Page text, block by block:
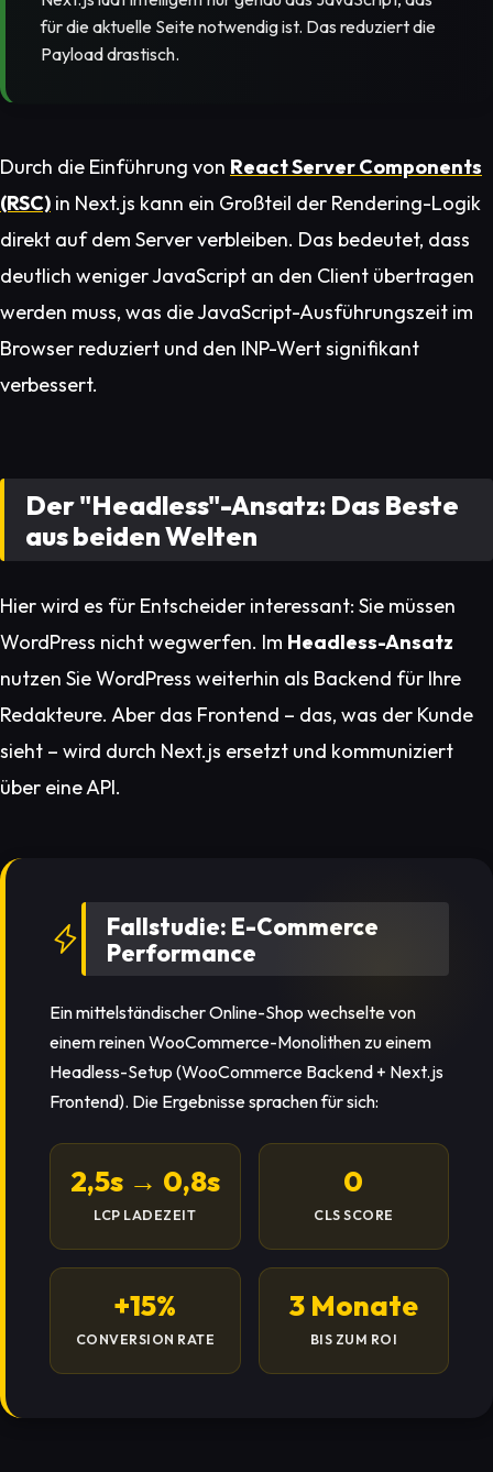
für die aktuelle Seite notwendig ist. Das reduziert die
Payload drastisch.
Durch die Einführung von React Server Components
(RSC) in Next.js kann ein Großteil der Rendering-Logik
direkt auf dem Server verbleiben. Das bedeutet, dass
deutlich weniger JavaScript an den Client übertragen
werden muss, was die JavaScript-Ausführungszeit im
Browser reduziert und den INP-Wert signifikant
verbessert.
Der "Headless"-Ansatz: Das Beste
aus beiden Welten
Hier wird es für Entscheider interessant: Sie müssen
WordPress nicht wegwerfen. Im Headless-Ansatz
nutzen Sie WordPress weiterhin als Backend für Ihre
Redakteure. Aber das Frontend – das, was der Kunde
sieht – wird durch Next.js ersetzt und kommuniziert
über eine API.
Fallstudie: E-Commerce
Performance
Ein mittelständischer Online-Shop wechselte von
einem reinen WooCommerce-Monolithen zu einem
Headless-Setup (WooCommerce Backend + Next.js
Frontend). Die Ergebnisse sprachen für sich:
2,5s → 0,8s
LCP LADEZEIT
0
CLS SCORE
+15%
CONVERSION RATE
3 Monate
BIS ZUM ROI